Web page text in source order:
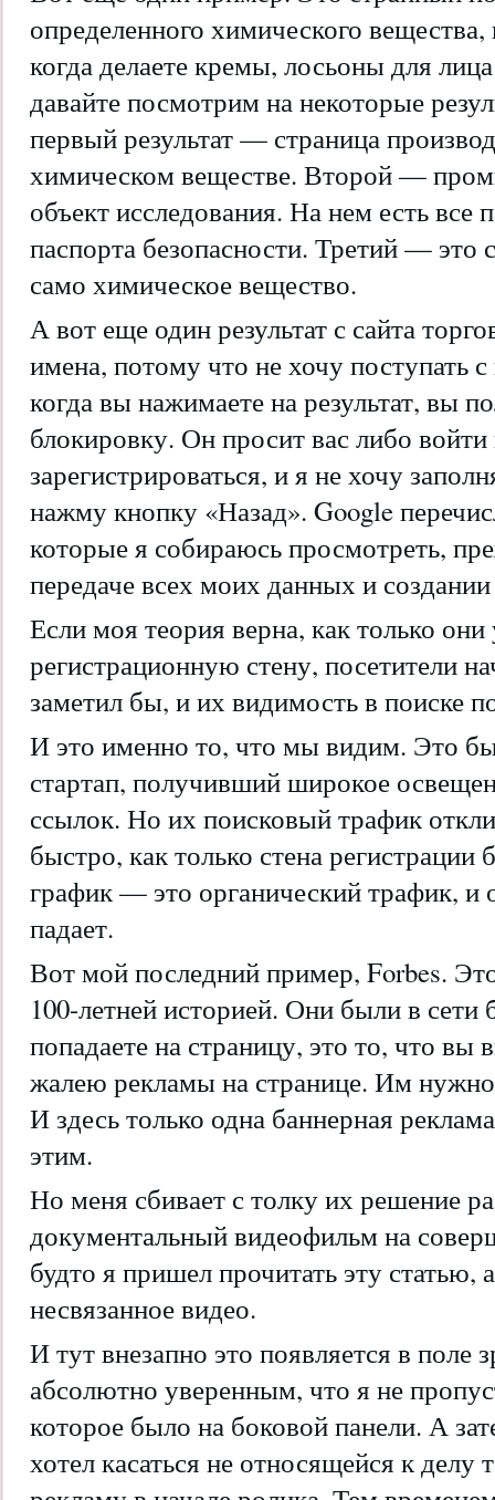
определенного химического
когда делаете кремы, лосьоны для
давайте посмотрим на некоторые
первый результат — страница
химическом веществе. Второй —
объект исследования. На нем есть все
паспорта безопасности. Третий — это
само химическое вещество.
А вот еще один результат с сайта
имена, потому что не хочу поступать
когда вы нажимаете на результат, вы
блокировку. Он просит вас либо
зарегистрироваться, и я не хочу
нажму кнопку «Назад». Google
которые я собираюсь просмотреть,
передаче всех моих данных и
Если моя теория верна, как только они
регистрационную стену, посетители
заметил бы, и их видимость в поиске
И это именно то, что мы видим. Это
стартап, получивший широкое
ссылок. Но их поисковый трафик
быстро, как только стена
график — это органический трафик, и
падает.
Вот мой последний пример, Forbes.
100-летней историей. Они были в сети
попадаете на страницу, это то, что вы
жалею рекламы на странице. Им нужно
И здесь только одна баннерная
этим.
Но меня сбивает с толку их решение
документальный видеофильм на
будто я пришел прочитать эту статью,
несвязанное видео.
И тут внезапно это появляется в поле
абсолютно уверенным, что я не
которое было на боковой панели. А
хотел касаться не относящейся к делу